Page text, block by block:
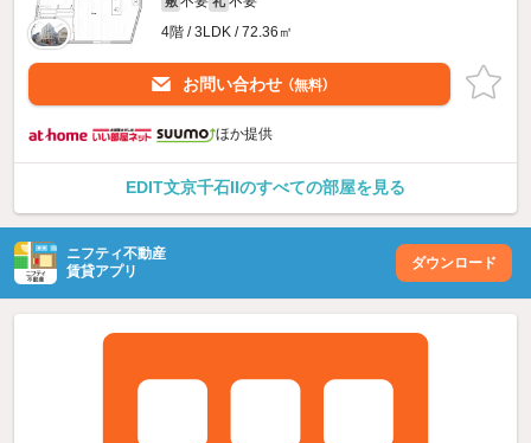
4階 / 3LDK / 72.36㎡
お問い合わせ （無料）
ほか提供
EDIT文京千石IIのすべての部屋を見る
ニフティ不動産
賃貸アプリ
ダウンロード